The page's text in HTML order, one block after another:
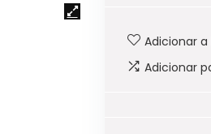
Adicionar
Adicionar